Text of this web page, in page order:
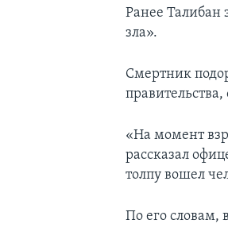
Ранее Талибан
зла».
Смертник
«На момент
рассказал
толпу вошел
По его словам,